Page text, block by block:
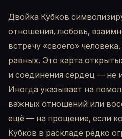
Двойка Кубков
отношения, любовь,
встречу «своего»
равных. Это карта
и соединения сердец — не
Иногда указывает на
важных отношений или
ещё — на прощение, если
Кубков в раскладе редко